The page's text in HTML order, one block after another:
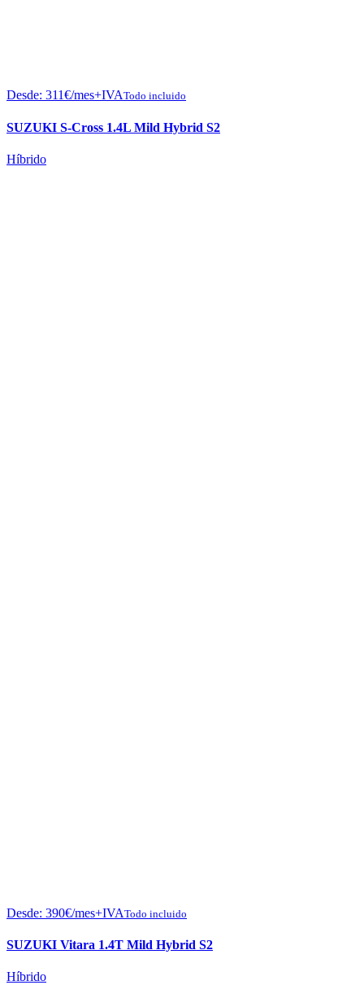
Desde: 311€/mes+IVATodo incluido
SUZUKI S-Cross 1.4L Mild Hybrid S2
Híbrido
Desde: 390€/mes+IVATodo incluido
SUZUKI Vitara 1.4T Mild Hybrid S2
Híbrido